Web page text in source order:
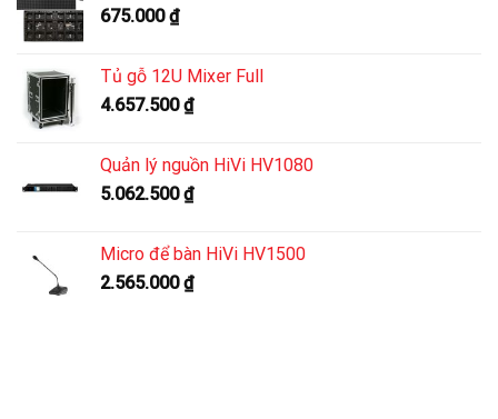
675.000₫
Tủ gỗ 12U Mixer Full
4.657.500₫
Quản lý nguồn HiVi HV1080
5.062.500₫
Micro để bàn HiVi HV1500
2.565.000₫